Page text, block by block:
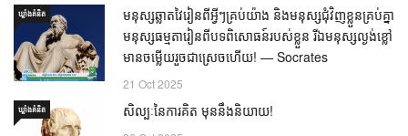
ឃ្លាំង​គំនិត
មនុស្សឆ្លាតវៃរៀនពីអ្វីៗគ្រប់យ៉ាង និងមនុស្សជុំវិញខ្លួនគ្រប់គ្នា
មនុស្សធម្មតារៀនពីបទពិសោធន៍របស់ខ្លួន រីឯមនុស្សល្ងង់ខ្លៅ
មានចម្លើយរួចជាស្រេចហើយ! — Socrates
21 Oct 2025
ឃ្លាំង​គំនិត សិល្បៈនៃការគិត មុននឹងនិយាយ!